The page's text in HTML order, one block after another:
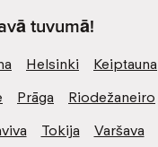
tuvumā!
Helsinki Keiptauna
Prāga Riodežaneiro
Tokija Varšava